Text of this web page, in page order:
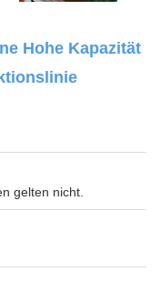
Hohe Kapazität
gelten nicht.